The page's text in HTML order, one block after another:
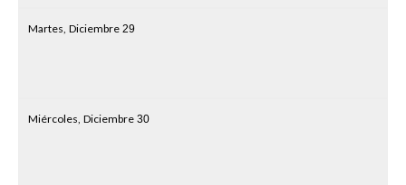
Martes, Diciembre 29
Miércoles, Diciembre 30